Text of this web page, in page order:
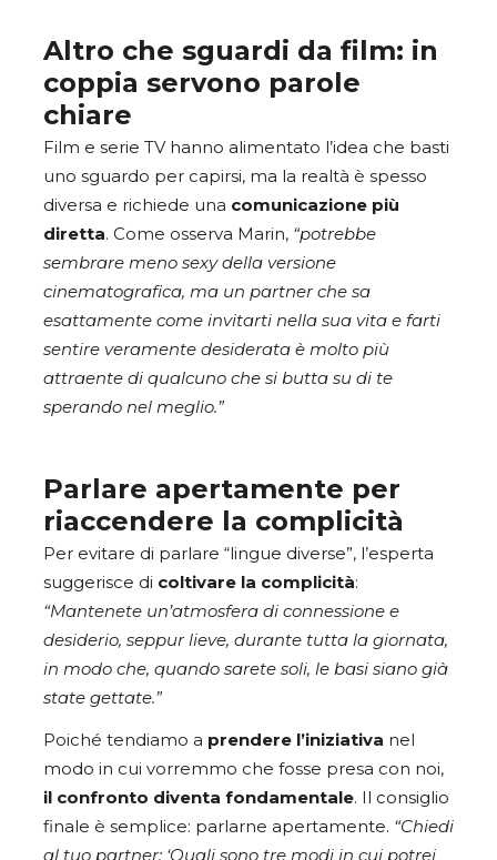
Altro che sguardi da film: in
coppia servono parole
chiare
Film e serie TV hanno alimentato l’idea che basti
uno sguardo per capirsi, ma la realtà è spesso
diversa e richiede una comunicazione più
diretta. Come osserva Marin, “potrebbe
sembrare meno sexy della versione
cinematografica, ma un partner che sa
esattamente come invitarti nella sua vita e farti
sentire veramente desiderata è molto più
attraente di qualcuno che si butta su di te
sperando nel meglio.”
Parlare apertamente per
riaccendere la complicità
Per evitare di parlare “lingue diverse”, l’esperta
suggerisce di coltivare la complicità:
“Mantenete un’atmosfera di connessione e
desiderio, seppur lieve, durante tutta la giornata,
in modo che, quando sarete soli, le basi siano già
state gettate.”
Poiché tendiamo a prendere l’iniziativa nel
modo in cui vorremmo che fosse presa con noi,
il confronto diventa fondamentale. Il consiglio
finale è semplice: parlarne apertamente. “Chiedi
al tuo partner: ‘Quali sono tre modi in cui potrei